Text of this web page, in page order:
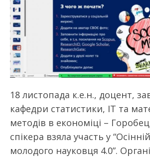
18 листопада к.е.н., доцент,
кафедри статистики, ІТ та
методів в економіці –
спікера взяла участь у
молодого науковця 4.0”.